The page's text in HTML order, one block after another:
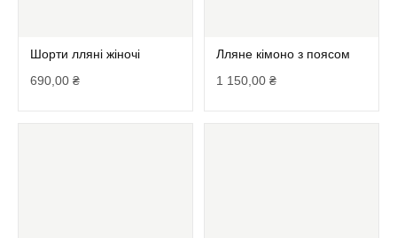
Шорти лляні жіночі
690,00 ₴
Лляне кімоно з поясом
1 150,00₴